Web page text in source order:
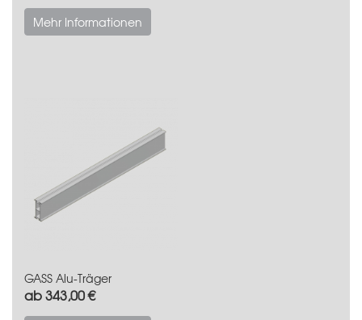
Mehr Informationen
GASS Alu-Träger
ab 343,00 €